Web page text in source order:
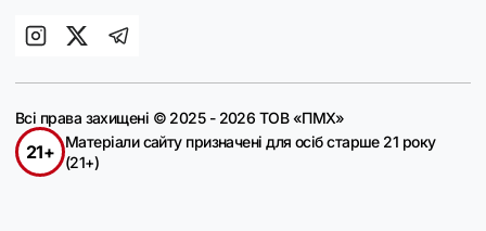
Всі права захищені © 2025 - 2026 ТОВ «ПМХ»
21+
Матеріали сайту призначені для осіб старше 21 року
(21+)